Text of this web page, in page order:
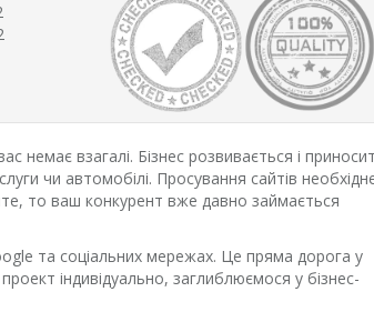
немає взагалі. Бізнес розвивається і
чи автомобілі. Просування сайтів
то ваш конкурент вже давно займається
та соціальних мережах. Це пряма дорога у
індивідуально, заглиблюємося у бізнес-